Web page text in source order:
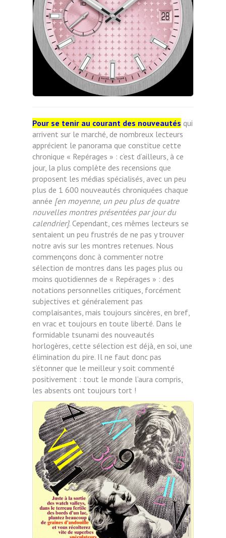
Pour se tenir au courant des nouveautés qui
arrivent sur le marché, de nombreux lecteurs
apprécient le panorama que constitue cette
chronique « Repérages » : c’est d’ailleurs, à ce
jour, la plus complète des recensions que
proposent les médias spécialisés, avec un peu
plus de 1 600 nouveautés chroniquées chaque
année [en moyenne, un peu plus de quatre
nouvelles montres présentées par jour du
calendrier]. Cependant, ces mêmes lecteurs se
sentaient un peu frustrés de ne pas y trouver
notre avis sur les montres retenues. Nous
commençons donc à commenter notre
sélection de montres dans les pages plus ou
moins quotidiennes de « Repérages » : des
notations personnelles critiques, forcément
subjectives et généralement pas
complaisantes, mais toujours sincères, en bref,
en vrac et toujours en toute liberté. Dans le
formidable tsunami des nouveautés
horlogères, cette sélection est déjà, en soi, une
élimination du pire. Il ne faut donc pas
s’étonner que le meilleur y soit commenté
positivement : tout le monde l’aura compris,
les absents ont toujours tort !